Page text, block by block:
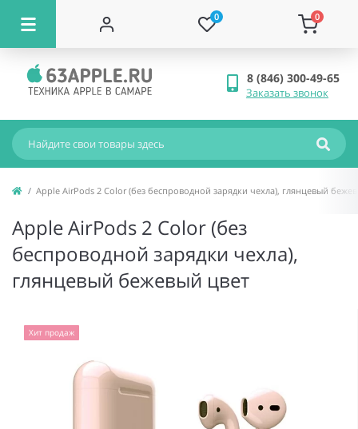
0 0
8 (846) 300-49-65
Заказать звонок
Apple AirPods 2 Color (без беспроводной зарядки чехла), глянцевый
Apple AirPods 2 Color (без
беспроводной зарядки чехла),
глянцевый бежевый цвет
Хит продаж